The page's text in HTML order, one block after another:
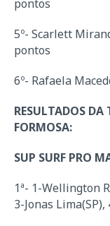
pontos
5º- Scarlett
pontos
6º- Rafaela
RESULTADOS
FORMOSA:
SUP SURF PRO
1ª- 1-Wellington
3-Jonas